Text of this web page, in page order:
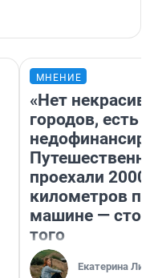
МНЕНИЕ
«Нет
городов, есть
проехали 2000
километров по
машине —
того
Екатерина